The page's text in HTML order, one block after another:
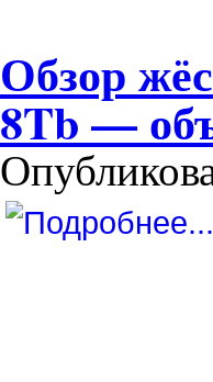
Обзор
8Tb —